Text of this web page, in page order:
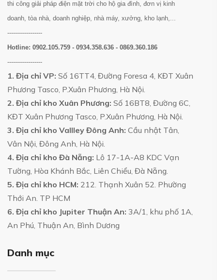
thi công giải pháp điện mặt trời cho hộ gia đình, đơn vị kinh
doanh, tòa nhà, doanh nghiệp, nhà máy, xưởng, kho lạnh,...
------------------
Hotline: 0902.105.759 - 0934.358.636 - 0869.360.186
------------------
1. Địa chỉ VP: Số 16TT4, Đường Foresa 4, KĐT Xuân
Phương Tasco, P.Xuân Phương, Hà Nội.
2. Địa chỉ kho Xuân Phương: Số 16BT8, Đường 6C,
KĐT Xuân Phương Tasco, P.Xuân Phương, Hà Nội.
3. Địa chỉ kho Vallley Đông Anh: Cầu nhật Tân,
Vân Nội, Đông Anh, Hà Nội.
4. Địa chỉ kho Đà Nẵng: Lô 17-1A-A8 KDC Vạn
Tường, Hòa Khánh Bắc, Liên Chiểu, Đà Nẵng.
5. Địa chỉ kho HCM: 212. Thạnh Xuân 52. Phường
Thới An. TP HCM
6. Địa chỉ kho Jupiter Thuận An: 3A/1, khu phố 1A,
An Phú, Thuận An, Bình Dương
Danh mục